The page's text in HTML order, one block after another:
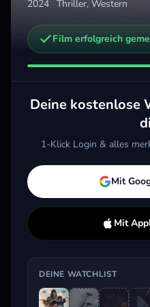
Weitere Trailer, die dich
Disclosure Day - Der Tag der Wahrheit
2026 · Sci-Fi & Fantasy, Thriller
Merken
Mehr
2024 · Thriller, Western
Film erfolgreich
Deine kostenlose
1-Klick Login & alles
Mit
Mit
DEINE WATCHLIST